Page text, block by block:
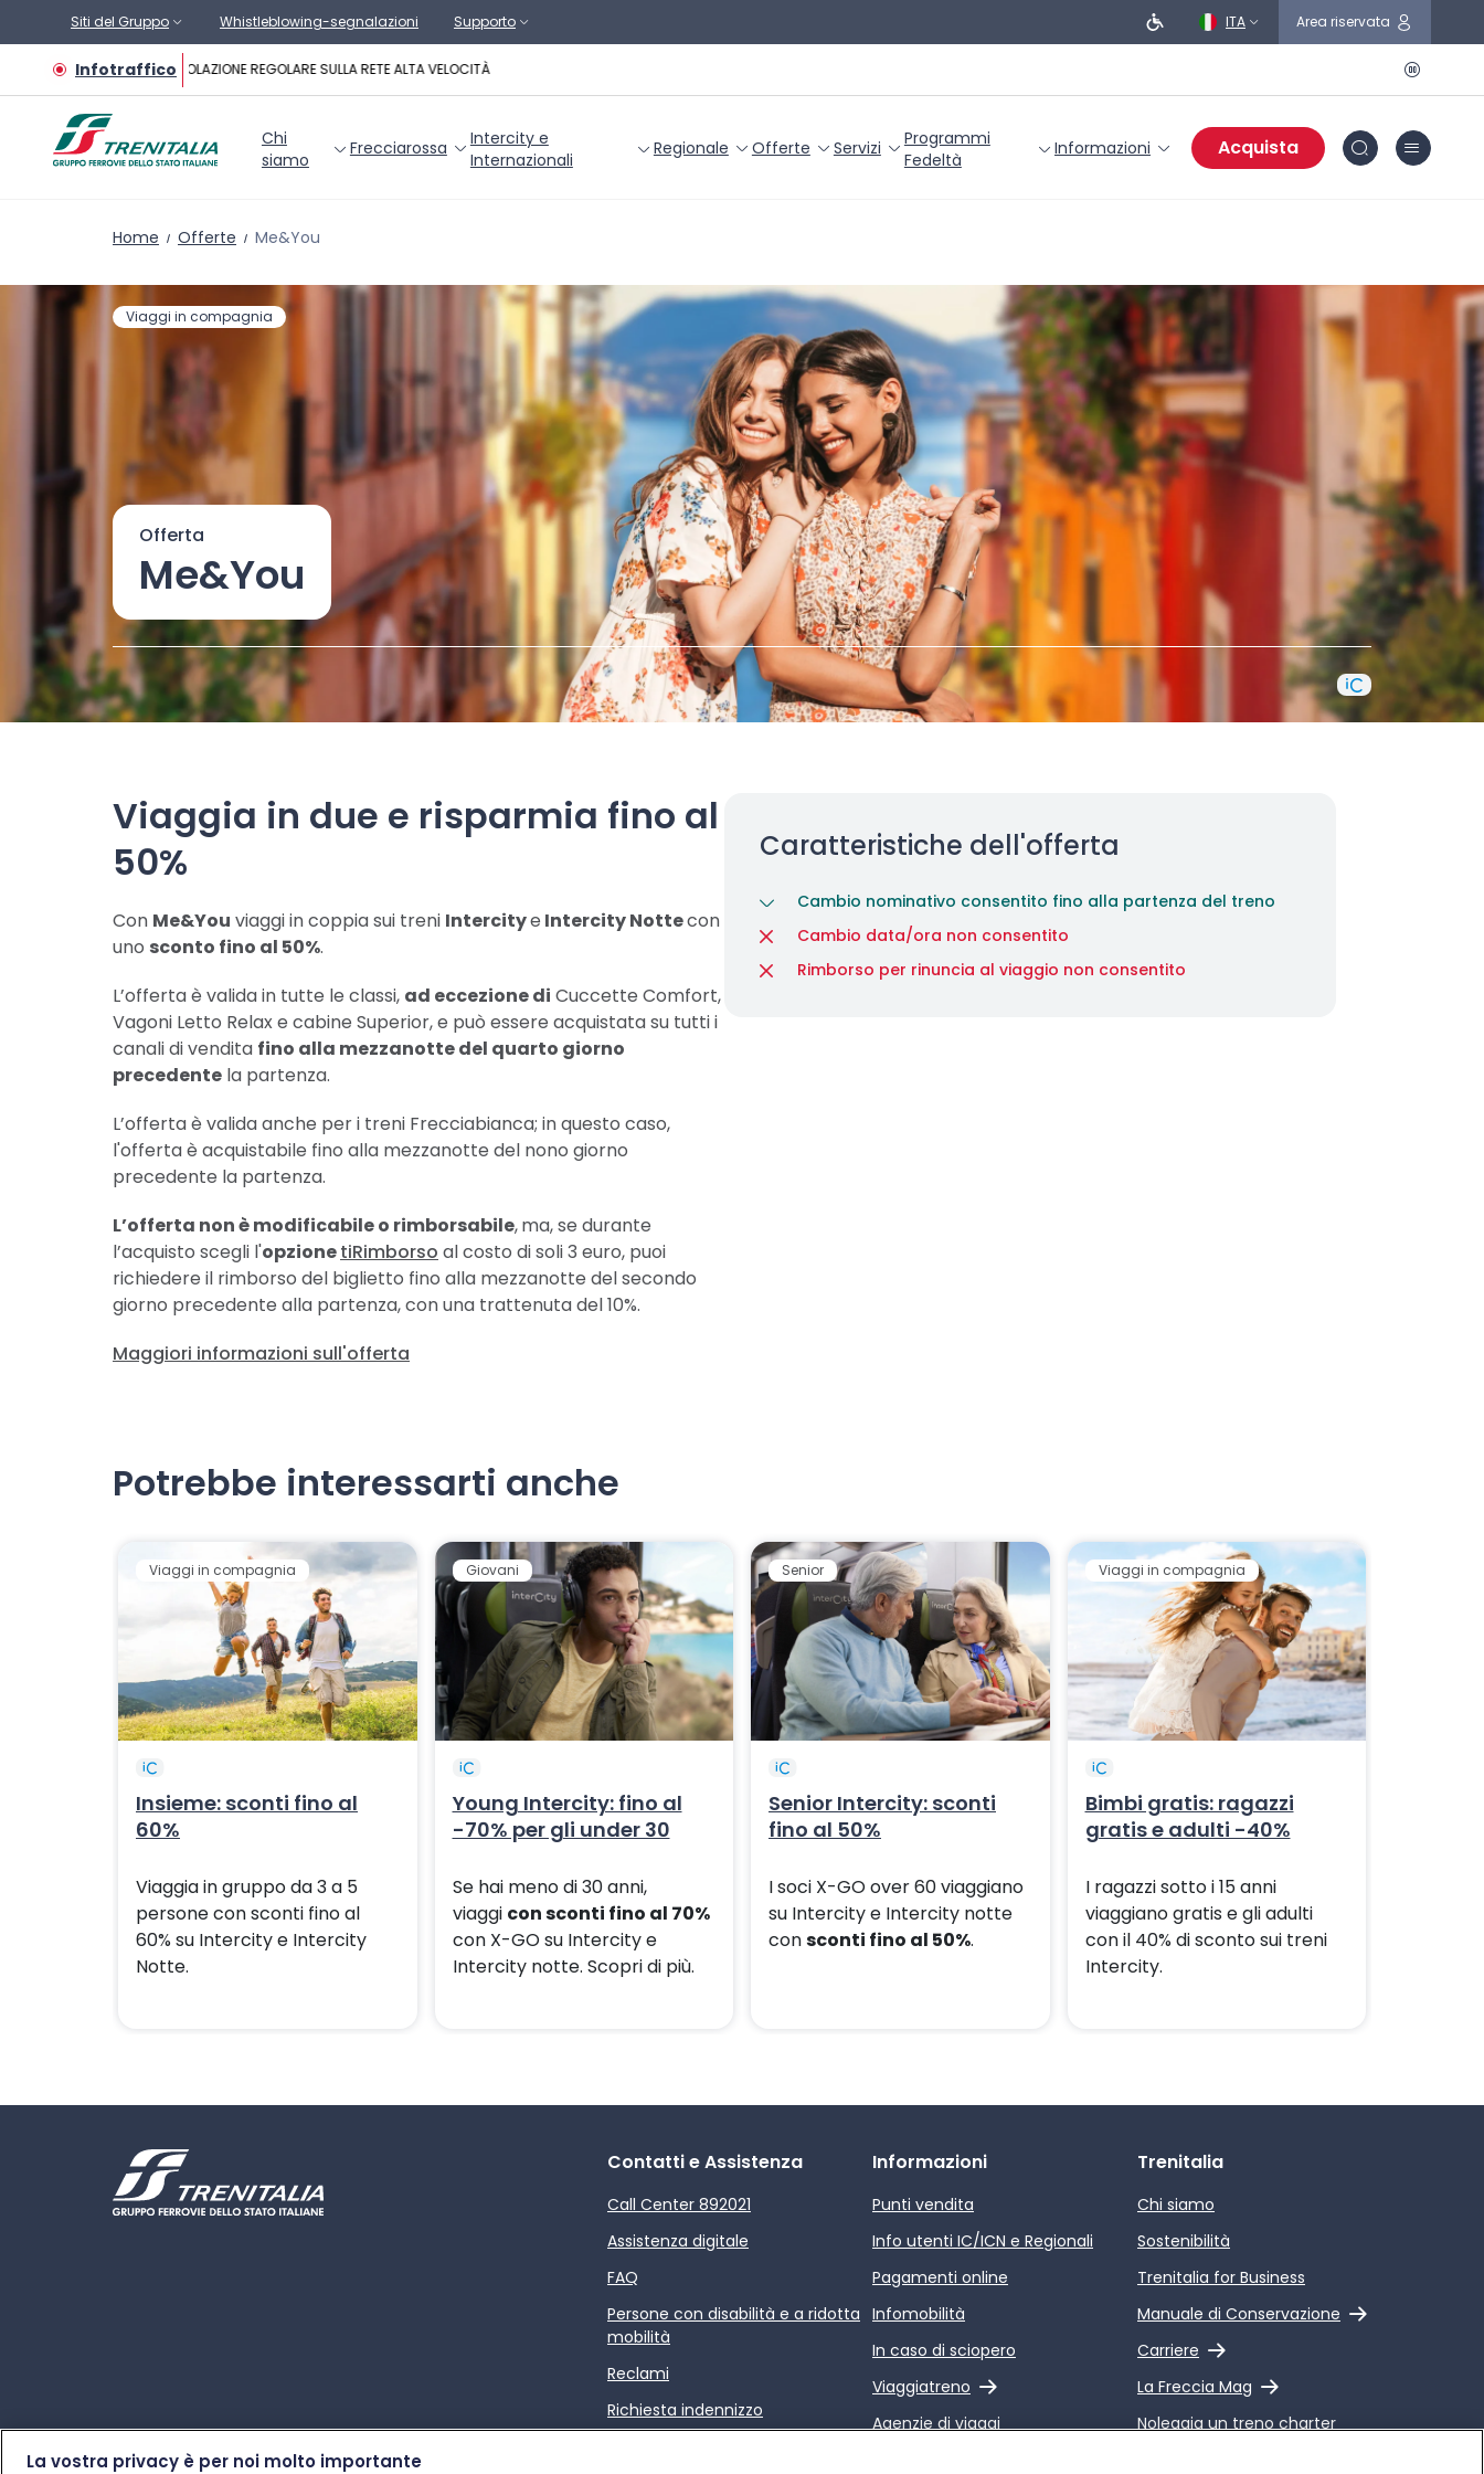
Vai al contenuto principale
Siti del Gruppo Whistleblowing-segnalazioni Supporto ITA Area riservata
InfotrafficoCIRCOLAZIONE REGOLARE SULLA RETE ALTA VELOCITÀ
Chi
siamo
Frecciarossa
Intercity e
Internazionali
Regionale Offerte Servizi
Programmi
Fedeltà
Informazioni Acquista
Home Offerte Me&You
Viaggi in compagnia
Offerta
Me&You
Viaggia in due e risparmia fino al
50%
Con Me&You viaggi in coppia sui treni Intercitye Intercity Nottecon
uno sconto fino al 50%.
L’offerta è valida in tutte le classi, ad eccezione di Cuccette Comfort,
Vagoni Letto Relax e cabine Superior, e può essere acquistata su tutti i
canali di vendita fino alla mezzanotte del quarto giorno
precedente la partenza.
L’offerta è valida anche per i treni Frecciabianca; in questo caso,
l'offerta è acquistabile fino alla mezzanotte del nono giorno
precedente la partenza.
L’offerta non è modificabile o rimborsabile,ma, se durante
l’acquisto scegli l'opzionetiRimborso al costo di soli 3 euro, puoi
richiedere il rimborso del biglietto fino alla mezzanotte del secondo
giorno precedente alla partenza, con una trattenuta del 10%.
Maggiori informazioni sull'offerta
Caratteristiche dell'offerta
Cambio nominativo consentito fino alla partenza del treno
Cambio data/ora non consentito
Rimborso per rinuncia al viaggio non consentito
Potrebbe interessarti anche
Viaggi in compagnia
Insieme: sconti fino al
60%
Viaggia in gruppo da 3 a 5
persone con sconti fino al
60% su Intercity e Intercity
Notte.
Giovani
Young Intercity: fino al
-70% per gli under 30
Se hai meno di 30 anni,
viaggi con sconti fino al 70%
con X-GO su Intercity e
Intercity notte. Scopri di più.
Senior
Senior Intercity: sconti
fino al 50%
I soci X-GO over 60 viaggiano
su Intercity e Intercity notte
consconti fino al 50%.
Viaggi in compagnia
Bimbi gratis: ragazzi
gratis e adulti -40%
I ragazzi sotto i 15 anni
viaggiano gratis e gli adulti
con il 40% di sconto sui treni
Intercity.
Contatti e Assistenza
Call Center 892021
Assistenza digitale
FAQ
Persone con disabilità e a ridotta
mobilità
Reclami
Richiesta indennizzo
Informazioni
Punti vendita
Info utenti IC/ICN e Regionali
Pagamenti online
Infomobilità
In caso di sciopero
Viaggiatreno
Link esterno
Agenzie di viaggi
Trenitalia
Chi siamo
Sostenibilità
Trenitalia for Business
Manuale di Conservazione
Link esterno
Carriere
Link esterno
La Freccia Mag
Link esterno
Noleggia un treno charter
La vostra privacy è per noi molto importante